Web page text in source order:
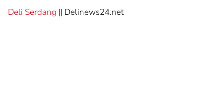
Deli Serdang || Delinews24.net